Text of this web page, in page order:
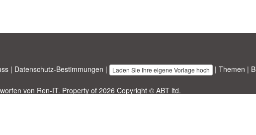
| Datenschutz-Bestimmungen | Laden Sie Ihre eigene Vorlage hoch | Themen |
von Ren-IT. Property of 2026 Copyright © ABT ltd.